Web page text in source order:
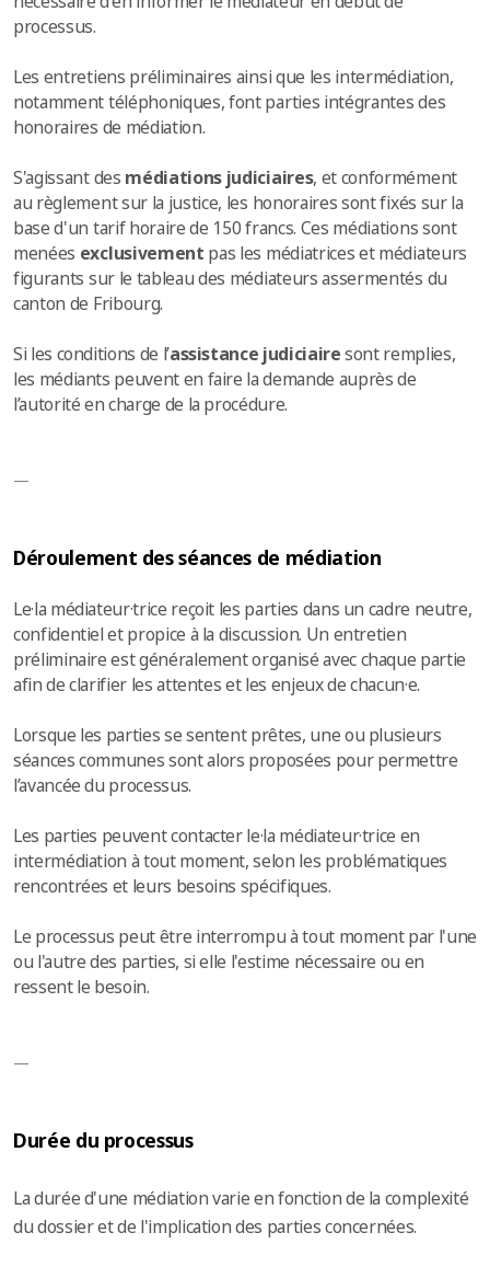
processus.
Les entretiens préliminaires ainsi que les intermédiation,
notamment téléphoniques, font parties intégrantes des
honoraires de médiation.
S'agissant des médiations judiciaires, et conformément
au règlement sur la justice, les honoraires sont fixés sur la
base d'un tarif horaire de 150 francs. Ces médiations sont
menées exclusivement pas les médiatrices et médiateurs
figurants sur le tableau des médiateurs assermentés du
canton de Fribourg.
Si les conditions de l’assistance judiciairesont remplies,
les médiants peuvent en faire la demande auprès de
l’autorité en charge de la procédure.
—
Déroulement des séances de médiation
Le·la médiateur·trice reçoit les parties dans un cadre neutre,
confidentiel et propice à la discussion. Un entretien
préliminaire est généralement organisé avec chaque partie
afin de clarifier les attentes et les enjeux de chacun·e.
Lorsque les parties se sentent prêtes, une ou plusieurs
séances communes sont alors proposées pour permettre
l’avancée du processus.
Les parties peuvent contacter le·la médiateur·trice en
intermédiation à tout moment, selon les problématiques
rencontrées et leurs besoins spécifiques.
Le processus peut être interrompu à tout moment par l'une
ou l'autre des parties, si elle l'estime nécessaire ou en
ressent le besoin.
—
Durée du processus
La durée d'une médiation varie en fonction de la complexité
du dossier et de l'implication des parties concernées.